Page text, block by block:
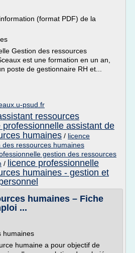
(format PDF) de la
Gestion des ressources
est une formation en un an,
poste de gestionnaire RH et...
psud.fr
ressources
professionnelle assistant de
humaines / licence
ressources humaines
gestion des ressources
/ licence professionnelle
humaines - gestion et
humaines – Fiche
...
humaines
humaine a pour objectif de